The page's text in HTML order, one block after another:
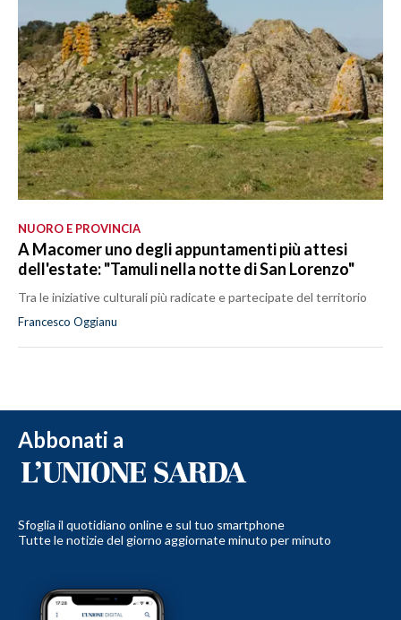
NUORO E PROVINCIA
A Macomer uno degli appuntamenti più attesi
dell'estate: "Tamuli nella notte di San Lorenzo"
Tra le iniziative culturali più radicate e partecipate del territorio
Francesco Oggianu
Abbonati a
Sfoglia il quotidiano online e sul tuo smartphone
Tutte le notizie del giorno aggiornate minuto per minuto